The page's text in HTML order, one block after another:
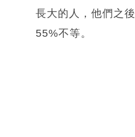
長大的人，他們之
55%不等。